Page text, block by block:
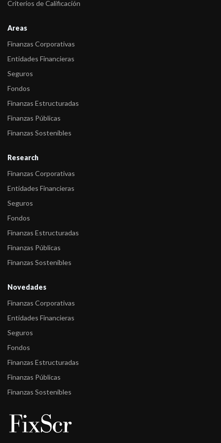
Fija
-FIX comenta acciones de calificación de 20 Fondos de Renta
Fija
-FIX revisa las calificaciones de 13 Fondos Money Market
clásicos en dólares ...
Criterios de Calificación
Areas
Finanzas Corporativas
Entidades Financieras
Seguros
Fondos
Finanzas Estructuradas
Finanzas Públicas
Finanzas Sostenibles
Research
Finanzas Corporativas
Entidades Financieras
Seguros
Fondos
Finanzas Estructuradas
Finanzas Públicas
Finanzas Sostenibles
Novedades
Finanzas Corporativas
Entidades Financieras
Seguros
Fondos
Finanzas Estructuradas
Finanzas Públicas
Finanzas Sostenibles